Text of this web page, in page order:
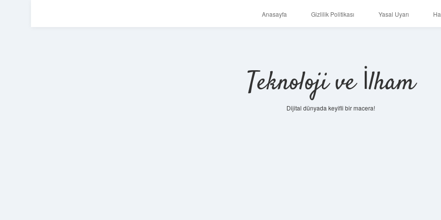
Anasayfa Gizlilik Politikası Yasal Uyarı
Teknoloji ve İlham
Dijital dünyada keyifli bir macera!